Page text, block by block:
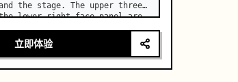
the stage. The upper three
lower right face panel are
costume, and whole body
woman appearing alone in the
立即体验